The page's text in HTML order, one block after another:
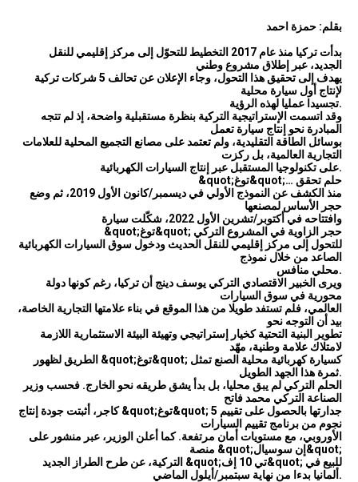
بقلم: حمزة احمد
بدأت تركيا منذ عام 2017 التخطيط للتحوّل إلى مركز إقليمي للنقل
الجديد، عبر إطلاق مشروع وطني
يهدف إلى تحقيق هذا التحول، وجاء الإعلان عن تحالف 5 شركات تركية
لإنتاج أول سيارة محلية
تجسيدا عمليا لهذه الرؤية.
وقد اتسمت الإستراتيجية التركية بنظرة مستقبلية واضحة، إذ لم تتجه
المبادرة نحو إنتاج سيارة تعمل
بوسائل الطاقة التقليدية، ولم تعتمد على مصانع التجميع المحلية للعلامات
التجارية العالمية، بل ركزت
على تكنولوجيا المستقبل عبر إنتاج السيارات الكهربائية.
&quot;توغ&quot;… حلم تحقق
منذ الكشف عن النموذج الأولي في ديسمبر/كانون الأول 2019، ثم وضع
حجر الأساس لمصنعها
وافتتاحه في أكتوبر/تشرين الأول 2022، شكّلت سيارة
&quot;توغ&quot; حجر الزاوية في المشروع التركي
للتحول إلى مركز إقليمي للنقل الحديث ودخول سوق السيارات الكهربائية
الصاعد من خلال نموذج
محلي منافس.
ويرى الخبير الاقتصادي التركي يوسف دينج أن تركيا، رغم كونها دولة
محورية في سوق السيارات
العالمي، فلم تستفد طويلا من هذا الموقع في بناء علامتها التجارية الخاصة،
بيد أن التوجه نحو
تطوير البنية التحتية كخيار إستراتيجي وتهيئة البيئة الاستثمارية اللازمة
لامتلاك علامة وطنية، مهّد
الطريق لظهور &quot;توغ&quot; كسيارة كهربائية محلية الصنع تمثل
ثمرة هذا الجهد الطويل.
الحلم التركي لم يبق محليا، بل بدأ يشق طريقه نحو الخارج. فحسب وزير
الصناعة التركي محمد فاتح
كاجر، أثبتت جودة إنتاج &quot;توغ&quot; جدارتها بالحصول على تقييم 5
نجوم من برنامج تقييم السيارات
الأوروبي، مع مستويات أمان مرتفعة. كما أعلن الوزير، عبر منشور على
منصة &quot;إن سوسيال&quot;
التركية، عن طرح الطراز الجديد &quot;تي 10 إف&quot; للبيع في
ألمانيا بدءا من نهاية سبتمبر/أيلول الماضي.